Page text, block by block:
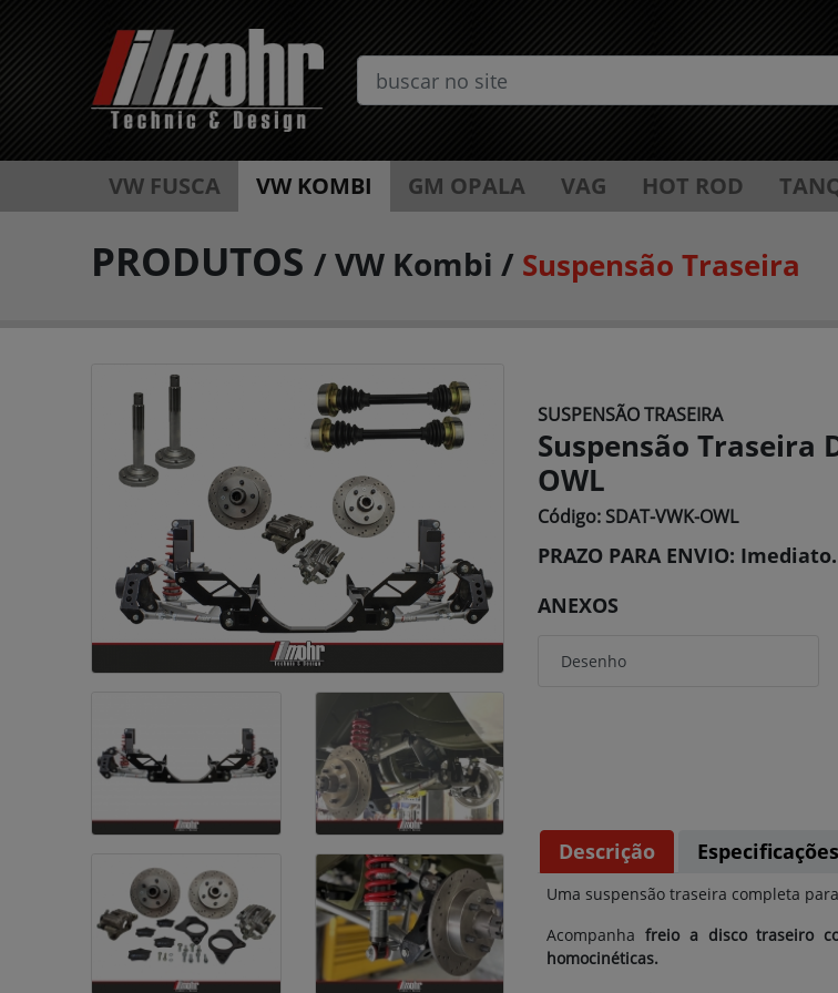
VW FUSCA VW KOMBI GM OPALA VAG HOT ROD
PRODUTOS/VW Kombi / Suspensão Traseira
SUSPENSÃO TRASEIRA
Suspensão Traseira
OWL
Código: SDAT-VWK-OWL
PRAZO PARA ENVIO: Imediato.
ANEXOS
Desenho
Descrição
Uma suspensão traseira completa
Acompanha freio a disco traseiro
homocinéticas.